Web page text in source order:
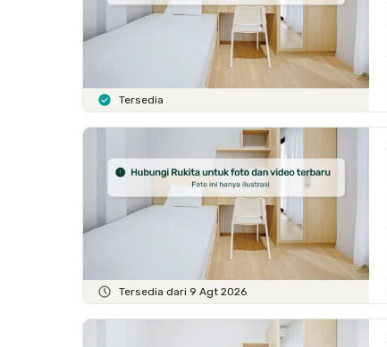
Tersedia
Tersedia dari 9 Agt 2026